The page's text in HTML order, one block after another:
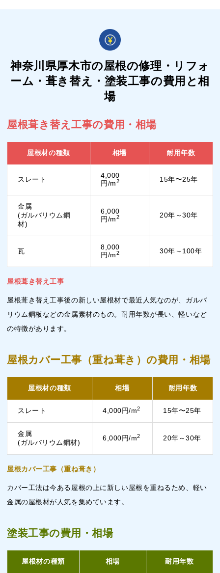
神奈川県厚木市の屋根の修理・リフォ
ーム・葺き替え・塗装工事の費用と相
場
屋根葺き替え工事の費用・相場
屋根材の種類 相場 耐用年数
スレート
4,000
円/m2 15年〜25年
金属
(ガルバリウム鋼
材)
6,000
円/m2 20年～30年
瓦
8,000
円/m2 30年～100年
屋根葺き替え工事
屋根葺き替え工事後の新しい屋根材で最近人気なのが、ガルバ
リウム鋼板などの金属素材のもの。耐用年数が長い、軽いなど
の特徴があります。
屋根カバー工事（重ね葺き）の費用・相場
屋根材の種類 相場 耐用年数
スレート 4,000円/m2 15年〜25年
金属
(ガルバリウム鋼材)
6,000円/m2 20年～30年
屋根カバー工事（重ね葺き）
カバー工法は今ある屋根の上に新しい屋根を重ねるため、軽い
金属の屋根材が人気を集めています。
塗装工事の費用・相場
屋根材の種類 相場 耐用年数